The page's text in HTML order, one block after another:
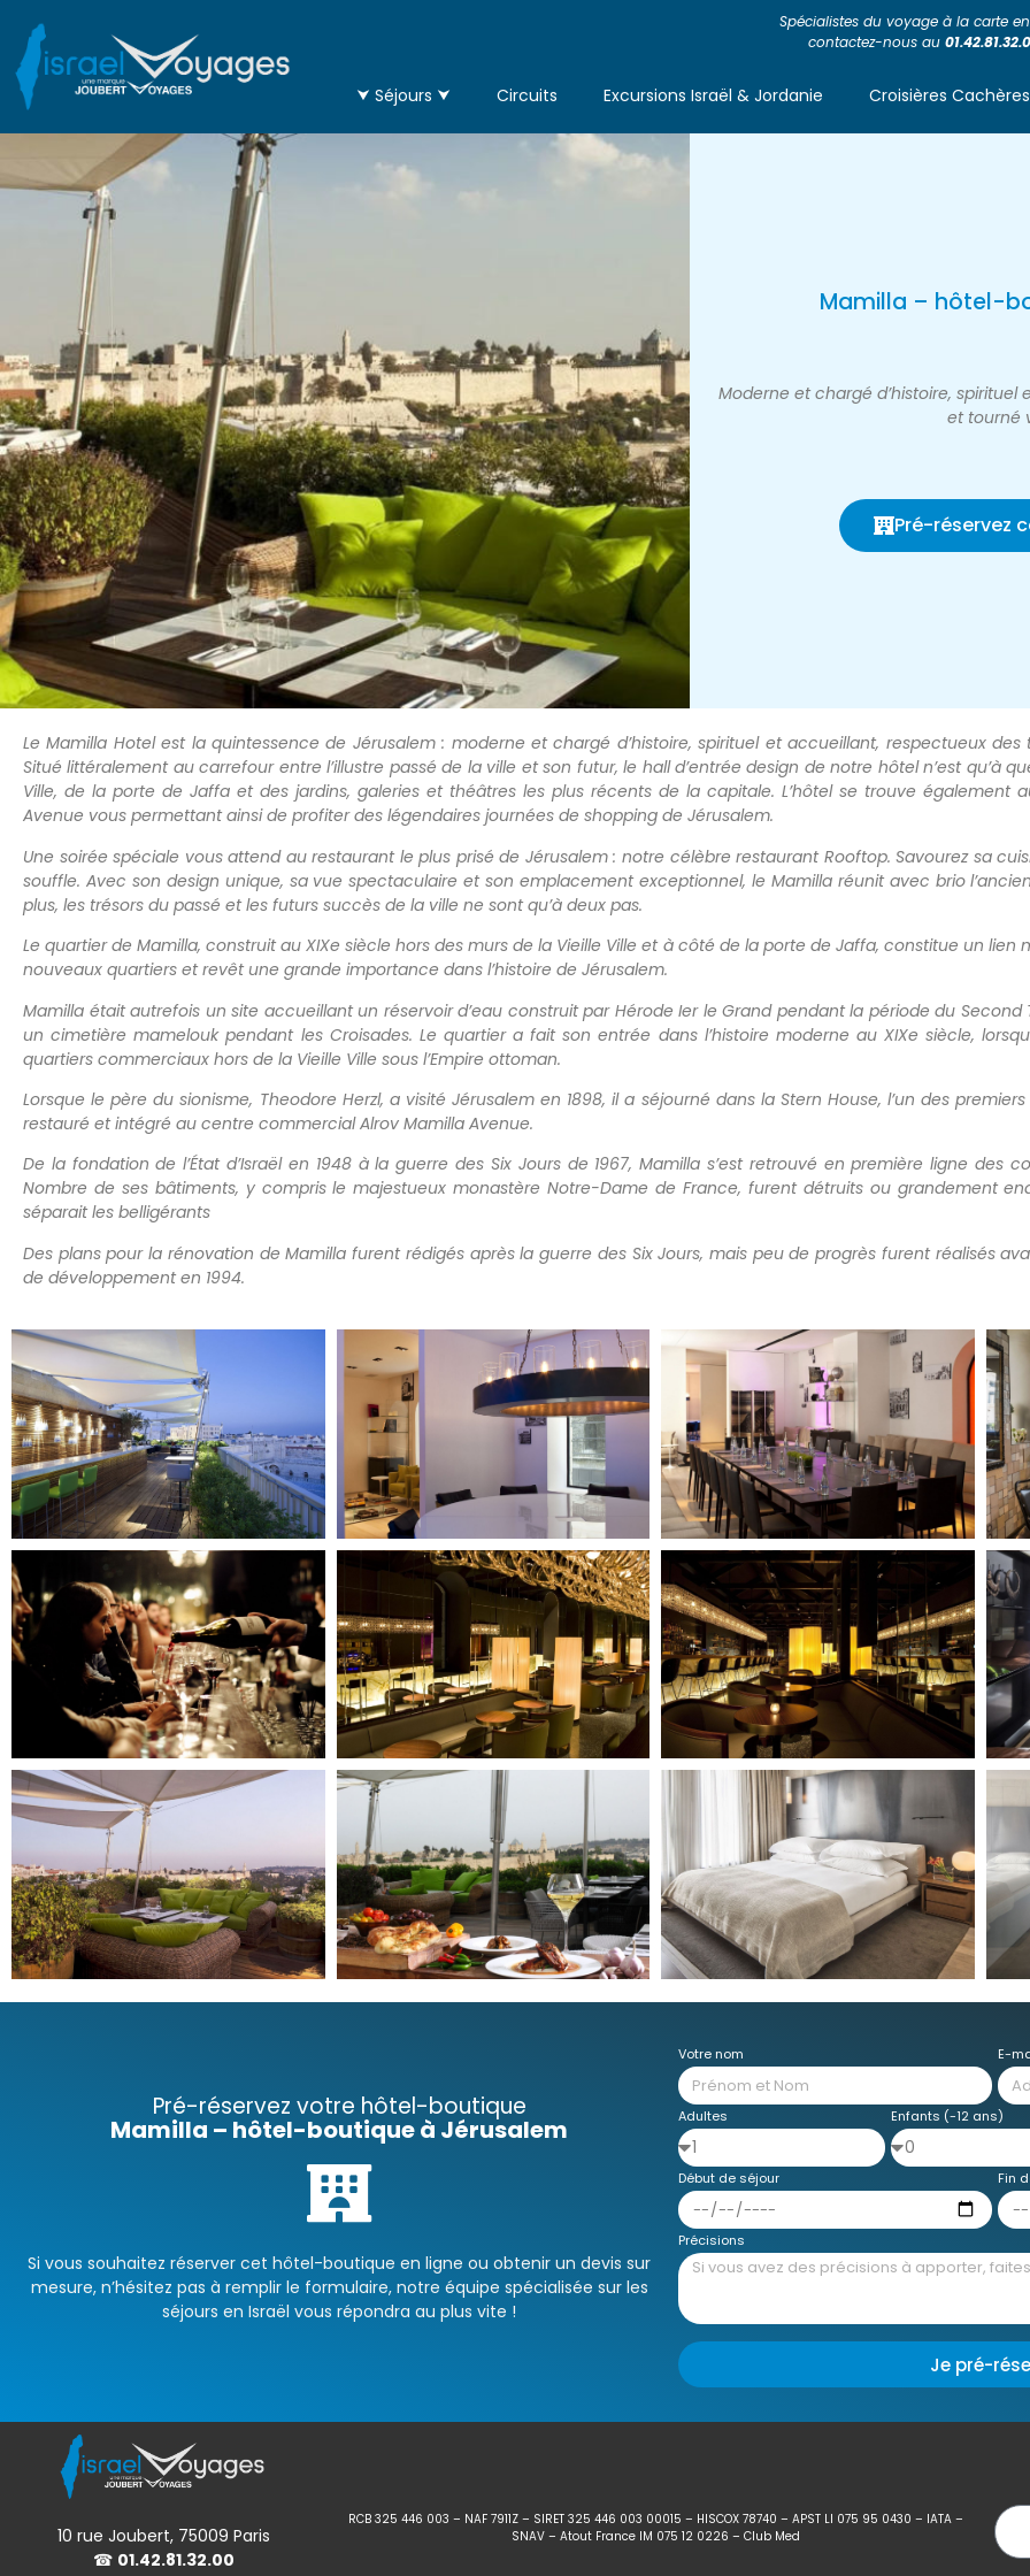
Spécialistes du voyage à la carte
contactez-nous au
⮟ Séjours ⮟ Circuits Excursions Israël & Jordanie Croisières Cachères
Mamilla – hôtel-
Moderne et chargé d’histoire,
et tourné
Pré-réservez
Le Mamilla Hotel est la quintessence de Jérusalem : moderne et chargé d’histoire, spirituel et accueillant, respectueux des
Situé littéralement au carrefour entre l’illustre passé de la ville et son futur, le hall d’entrée design de notre hôtel n’est qu’à
Ville, de la porte de Jaffa et des jardins, galeries et théâtres les plus récents de la capitale. L’hôtel se trouve également
Avenue vous permettant ainsi de profiter des légendaires journées de shopping de Jérusalem.
Une soirée spéciale vous attend au restaurant le plus prisé de Jérusalem : notre célèbre restaurant Rooftop. Savourez sa
souffle. Avec son design unique, sa vue spectaculaire et son emplacement exceptionnel, le Mamilla réunit avec brio
plus, les trésors du passé et les futurs succès de la ville ne sont qu’à deux pas.
Le quartier de Mamilla, construit au XIXe siècle hors des murs de la Vieille Ville et à côté de la porte de Jaffa, constitue un lien
nouveaux quartiers et revêt une grande importance dans l’histoire de Jérusalem.
Mamilla était autrefois un site accueillant un réservoir d’eau construit par Hérode Ier le Grand pendant la période du Second
un cimetière mamelouk pendant les Croisades. Le quartier a fait son entrée dans l’histoire moderne au XIXe siècle,
quartiers commerciaux hors de la Vieille Ville sous l’Empire ottoman.
Lorsque le père du sionisme, Theodore Herzl, a visité Jérusalem en 1898, il a séjourné dans la Stern House, l’un des
restauré et intégré au centre commercial Alrov Mamilla Avenue.
De la fondation de l’État d’Israël en 1948 à la guerre des Six Jours de 1967, Mamilla s’est retrouvé en première ligne des
Nombre de ses bâtiments, y compris le majestueux monastère Notre-Dame de France, furent détruits ou grandement
séparait les belligérants
Des plans pour la rénovation de Mamilla furent rédigés après la guerre des Six Jours, mais peu de progrès furent réalisés
de développement en 1994.
Pré-réservez votre hôtel-boutique
Mamilla – hôtel-boutique à Jérusalem
Si vous souhaitez réserver cet hôtel-boutique en ligne ou obtenir un devis sur
mesure, n’hésitez pas à remplir le formulaire, notre équipe spécialisée sur les
séjours en Israël vous répondra au plus vite !
Votre nom E-
Adultes Enfants (-12 ans)
Début de séjour Fin
Précisions
Je pré-
10 rue Joubert, 75009 Paris
☎ 01.42.81.32.00
RCB 325 446 003 – NAF 7911Z – SIRET 325 446 003 00015 – HISCOX 78740 – APST LI 075 95 0430 – IATA –
SNAV – Atout France IM 075 12 0226 – Club Med